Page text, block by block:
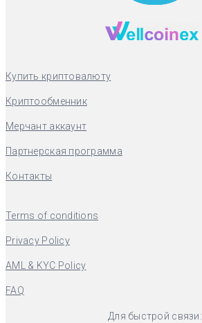
Купить криптовалюту
Криптообменник
Мерчант аккаунт
Партнерская программа
Контакты
Terms of conditions
Privacy Policy
AML & KYC Policy
FAQ
Для быстрой связи: